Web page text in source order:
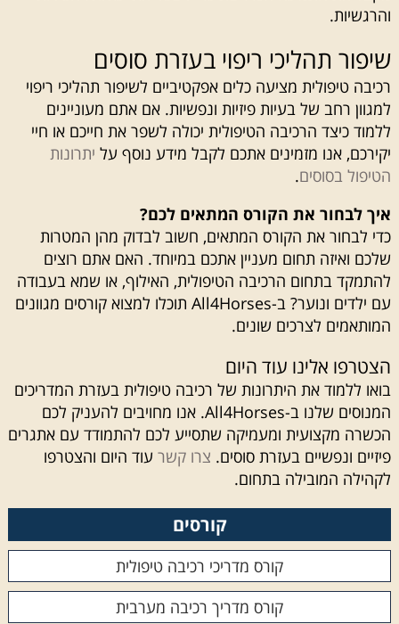
קורסים
קורס מדריכי רכיבה טיפולית
קורס מדריך רכיבה מערבית
והרגשיות.
שיפור תהליכי ריפוי בעזרת סוסים
רכיבה טיפולית מציעה כלים אפקטיביים לשיפור תהליכי ריפוי
למגוון רחב של בעיות פיזיות ונפשיות. אם אתם מעוניינים
ללמוד כיצד הרכיבה הטיפולית יכולה לשפר את חייכם או חיי
יקירכם, אנו מזמינים אתכם לקבל מידע נוסף על יתרונות
הטיפול בסוסים.
איך לבחור את הקורס המתאים לכם?
כדי לבחור את הקורס המתאים, חשוב לבדוק מהן המטרות
שלכם ואיזה תחום מעניין אתכם במיוחד. האם אתם רוצים
להתמקד בתחום הרכיבה הטיפולית, האילוף, או שמא בעבודה
עם ילדים ונוער? ב-All4Horses תוכלו למצוא קורסים מגוונים
המותאמים לצרכים שונים.
הצטרפו אלינו עוד היום
בואו ללמוד את היתרונות של רכיבה טיפולית בעזרת המדריכים
המנוסים שלנו ב-All4Horses. אנו מחויבים להעניק לכם
הכשרה מקצועית ומעמיקה שתסייע לכם להתמודד עם אתגרים
פיזיים ונפשיים בעזרת סוסים. צרו קשרעוד היום והצטרפו
לקהילה המובילה בתחום.